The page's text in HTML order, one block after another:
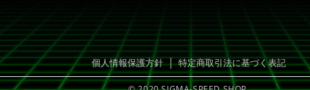
個人情報保護方針｜特定商取引法に基づく表記